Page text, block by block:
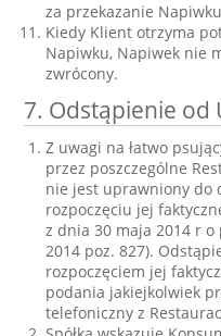
za przekazanie
Kiedy Klient otrzyma
Napiwku, Napiwek nie
zwrócony.
7. Odstąpienie od
Z uwagi na łatwo
przez poszczególne
nie jest uprawniony do
rozpoczęciu jej
z dnia 30 maja 2014 r
2014 poz. 827).
rozpoczęciem jej
podania jakiejkolwiek
telefoniczny z